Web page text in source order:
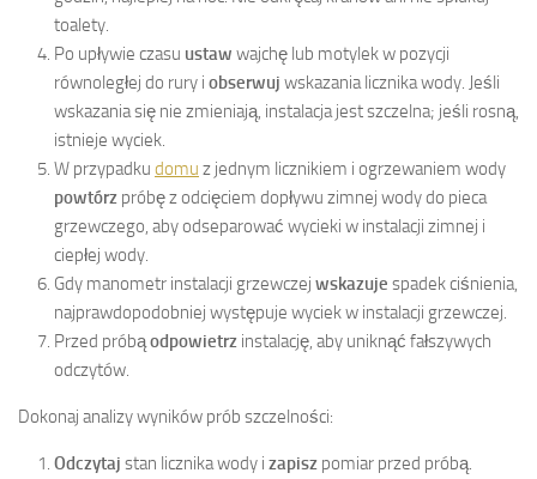
toalety.
Po upływie czasu ustaw wajchę lub motylek w pozycji
równoległej do rury i obserwuj wskazania licznika wody. Jeśli
wskazania się nie zmieniają, instalacja jest szczelna; jeśli rosną,
istnieje wyciek.
W przypadku domu z jednym licznikiem i ogrzewaniem wody
powtórz próbę z odcięciem dopływu zimnej wody do pieca
grzewczego, aby odseparować wycieki w instalacji zimnej i
ciepłej wody.
Gdy manometr instalacji grzewczej wskazuje spadek ciśnienia,
najprawdopodobniej występuje wyciek w instalacji grzewczej.
Przed próbąodpowietrz instalację, aby uniknąć fałszywych
odczytów.
Dokonaj analizy wyników prób szczelności:
Odczytaj stan licznika wody i zapisz pomiar przed próbą.